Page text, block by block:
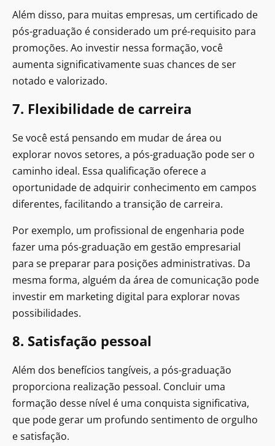
Além disso, para muitas empresas, um certificado de
pós-graduação é considerado um pré-requisito para
promoções. Ao investir nessa formação, você
aumenta significativamente suas chances de ser
notado e valorizado.
7. Flexibilidade de carreira
Se você está pensando em mudar de área ou
explorar novos setores, a pós-graduação pode ser o
caminho ideal. Essa qualificação oferece a
oportunidade de adquirir conhecimento em campos
diferentes, facilitando a transição de carreira.
Por exemplo, um profissional de engenharia pode
fazer uma pós-graduação em gestão empresarial
para se preparar para posições administrativas. Da
mesma forma, alguém da área de comunicação pode
investir em marketing digital para explorar novas
possibilidades.
8. Satisfação pessoal
Além dos benefícios tangíveis, a pós-graduação
proporciona realização pessoal. Concluir uma
formação desse nível é uma conquista significativa,
que pode gerar um profundo sentimento de orgulho
e satisfação.